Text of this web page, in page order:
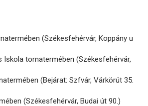
(Székesfehérvár, Koppány u
Iskola tornatermében (Székesfehérvár,
(Bejárat: Szfvár, Várkörút 35.
(Székesfehérvár, Budai út 90.)